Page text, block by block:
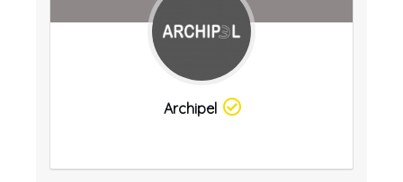
Archipel